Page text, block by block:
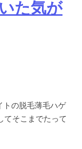
た気が
トの脱毛薄毛ハゲ
てそこまでたって